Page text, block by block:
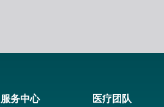
服务中心 医疗团队